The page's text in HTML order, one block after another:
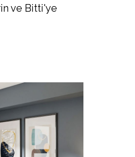
ve Bitti'ye